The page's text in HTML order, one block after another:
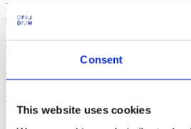
Consent
This website uses cookies
Les subventions de l'OFAJ sont-elles
subventions ?
Oui, les subventions sont cumulables
mais pas avec les subventions du Fonds
de ProTandem.
Comment les formats de rencontre en